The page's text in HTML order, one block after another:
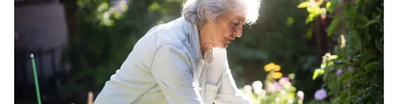
ముగించేలోపే, వేరేవాళ్లు టికెట్ కొనేస్తారు. దీనికి సులభమైన
పరిష్కారమే IRCTC 'మాస్టర్ లిస్ట్' (Master List
Feature) ఫీచర్. బుకింగ్ మొదలవడానికి ముందే మీరు ఒక
చిన్న పని చేసిపెడితే చాలు.